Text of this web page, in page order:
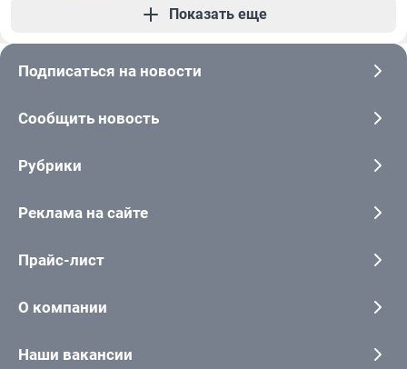
Показать еще
Подписаться на новости
Сообщить новость
Рубрики
Реклама на сайте
Прайс-лист
О компании
Наши вакансии